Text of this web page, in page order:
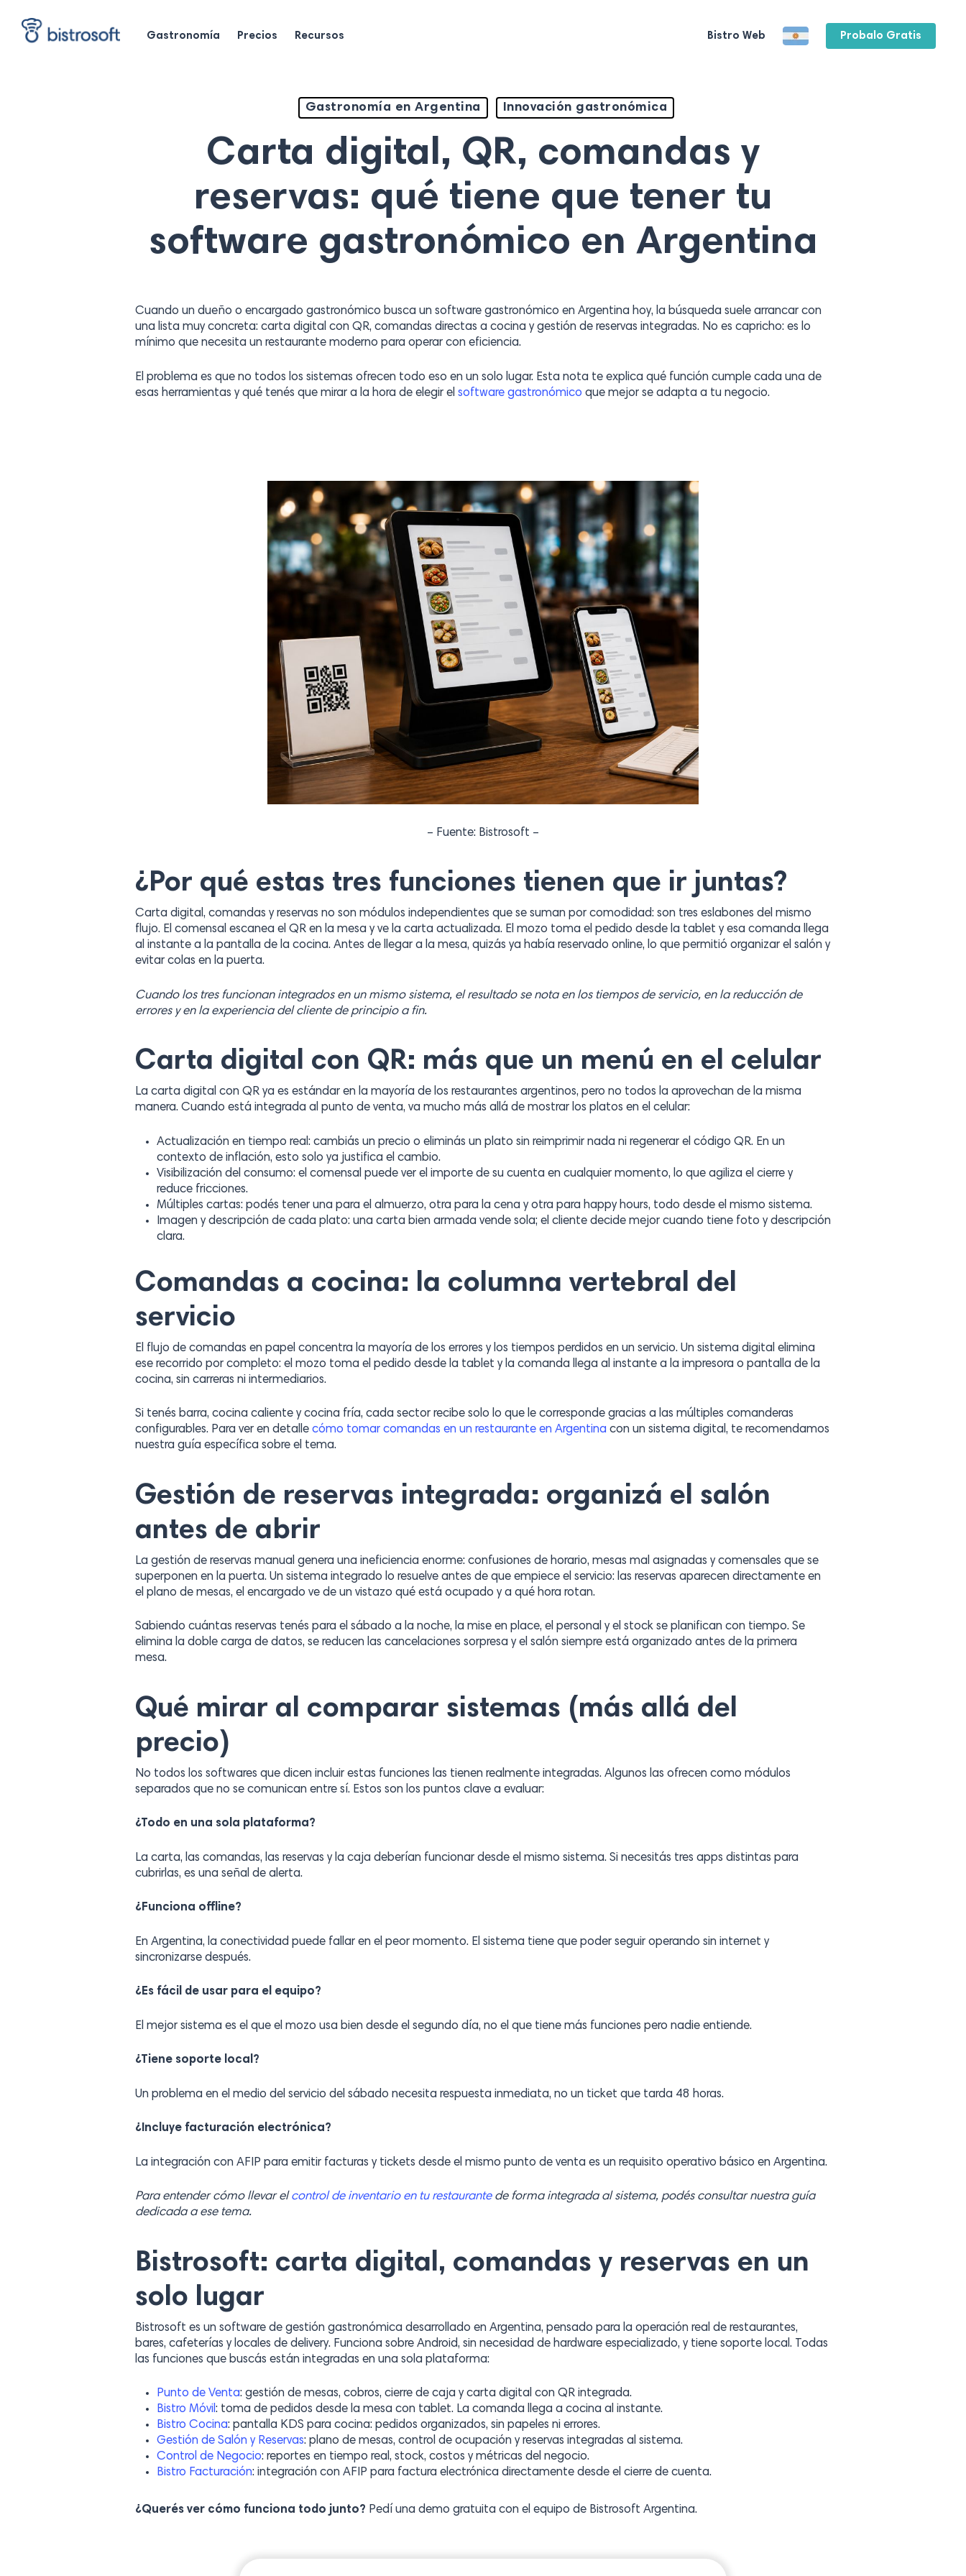
main
Gastronomía Precios Recursos Bistro Web Probalo Gratis
Gastronomía en Argentina Innovación gastronómica
Carta digital, QR, comandas y
reservas: qué tiene que tener tu
software gastronómico en Argentina
Cuando un dueño o encargado gastronómico busca un software gastronómico en Argentina hoy, la búsqueda suele arrancar con
una lista muy concreta: carta digital con QR, comandas directas a cocina y gestión de reservas integradas. No es capricho: es lo
mínimo que necesita un restaurante moderno para operar con eficiencia.
El problema es que no todos los sistemas ofrecen todo eso en un solo lugar. Esta nota te explica qué función cumple cada una de
esas herramientas y qué tenés que mirar a la hora de elegir el software gastronómico que mejor se adapta a tu negocio.
– Fuente: Bistrosoft –
¿Por qué estas tres funciones tienen que ir juntas?
Carta digital, comandas y reservas no son módulos independientes que se suman por comodidad: son tres eslabones del mismo
flujo. El comensal escanea el QR en la mesa y ve la carta actualizada. El mozo toma el pedido desde la tablet y esa comanda llega
al instante a la pantalla de la cocina. Antes de llegar a la mesa, quizás ya había reservado online, lo que permitió organizar el salón y
evitar colas en la puerta.
Cuando los tres funcionan integrados en un mismo sistema, el resultado se nota en los tiempos de servicio, en la reducción de
errores y en la experiencia del cliente de principio a fin.
Carta digital con QR: más que un menú en el celular
La carta digital con QR ya es estándar en la mayoría de los restaurantes argentinos, pero no todos la aprovechan de la misma
manera. Cuando está integrada al punto de venta, va mucho más allá de mostrar los platos en el celular:
Actualización en tiempo real: cambiás un precio o eliminás un plato sin reimprimir nada ni regenerar el código QR. En un
contexto de inflación, esto solo ya justifica el cambio.
Visibilización del consumo: el comensal puede ver el importe de su cuenta en cualquier momento, lo que agiliza el cierre y
reduce fricciones.
Múltiples cartas: podés tener una para el almuerzo, otra para la cena y otra para happy hours, todo desde el mismo sistema.
Imagen y descripción de cada plato: una carta bien armada vende sola; el cliente decide mejor cuando tiene foto y descripción
clara.
Comandas a cocina: la columna vertebral del
servicio
El flujo de comandas en papel concentra la mayoría de los errores y los tiempos perdidos en un servicio. Un sistema digital elimina
ese recorrido por completo: el mozo toma el pedido desde la tablet y la comanda llega al instante a la impresora o pantalla de la
cocina, sin carreras ni intermediarios.
Si tenés barra, cocina caliente y cocina fría, cada sector recibe solo lo que le corresponde gracias a las múltiples comanderas
configurables. Para ver en detalle cómo tomar comandas en un restaurante en Argentina con un sistema digital, te recomendamos
nuestra guía específica sobre el tema.
Gestión de reservas integrada: organizá el salón
antes de abrir
La gestión de reservas manual genera una ineficiencia enorme: confusiones de horario, mesas mal asignadas y comensales que se
superponen en la puerta. Un sistema integrado lo resuelve antes de que empiece el servicio: las reservas aparecen directamente en
el plano de mesas, el encargado ve de un vistazo qué está ocupado y a qué hora rotan.
Sabiendo cuántas reservas tenés para el sábado a la noche, la mise en place, el personal y el stock se planifican con tiempo. Se
elimina la doble carga de datos, se reducen las cancelaciones sorpresa y el salón siempre está organizado antes de la primera
mesa.
Qué mirar al comparar sistemas (más allá del
precio)
No todos los softwares que dicen incluir estas funciones las tienen realmente integradas. Algunos las ofrecen como módulos
separados que no se comunican entre sí. Estos son los puntos clave a evaluar:
¿Todo en una sola plataforma?
La carta, las comandas, las reservas y la caja deberían funcionar desde el mismo sistema. Si necesitás tres apps distintas para
cubrirlas, es una señal de alerta.
¿Funciona offline?
En Argentina, la conectividad puede fallar en el peor momento. El sistema tiene que poder seguir operando sin internet y
sincronizarse después.
¿Es fácil de usar para el equipo?
El mejor sistema es el que el mozo usa bien desde el segundo día, no el que tiene más funciones pero nadie entiende.
¿Tiene soporte local?
Un problema en el medio del servicio del sábado necesita respuesta inmediata, no un ticket que tarda 48 horas.
¿Incluye facturación electrónica?
La integración con AFIP para emitir facturas y tickets desde el mismo punto de venta es un requisito operativo básico en Argentina.
Para entender cómo llevar el control de inventario en tu restaurantede forma integrada al sistema, podés consultar nuestra guía
dedicada a ese tema.
Bistrosoft: carta digital, comandas y reservas en un
solo lugar
Bistrosoft es un software de gestión gastronómica desarrollado en Argentina, pensado para la operación real de restaurantes,
bares, cafeterías y locales de delivery. Funciona sobre Android, sin necesidad de hardware especializado, y tiene soporte local. Todas
las funciones que buscás están integradas en una sola plataforma:
Punto de Venta: gestión de mesas, cobros, cierre de caja y carta digital con QR integrada.
Bistro Móvil: toma de pedidos desde la mesa con tablet. La comanda llega a cocina al instante.
Bistro Cocina: pantalla KDS para cocina: pedidos organizados, sin papeles ni errores.
Gestión de Salón y Reservas: plano de mesas, control de ocupación y reservas integradas al sistema.
Control de Negocio: reportes en tiempo real, stock, costos y métricas del negocio.
Bistro Facturación: integración con AFIP para factura electrónica directamente desde el cierre de cuenta.
¿Querés ver cómo funciona todo junto? Pedí una demo gratuita con el equipo de Bistrosoft Argentina.